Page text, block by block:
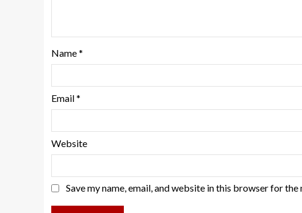
Name*
Email*
Website
Save my name, email, and website in this browser for